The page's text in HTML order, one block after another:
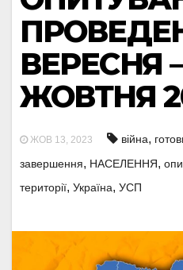
ВЕРЕСНЯ
ЖОВТНЯ
ЖОВ 13, 2023 війна,
завершення, НАСЕЛЕННЯ,
території, Україна, УСП